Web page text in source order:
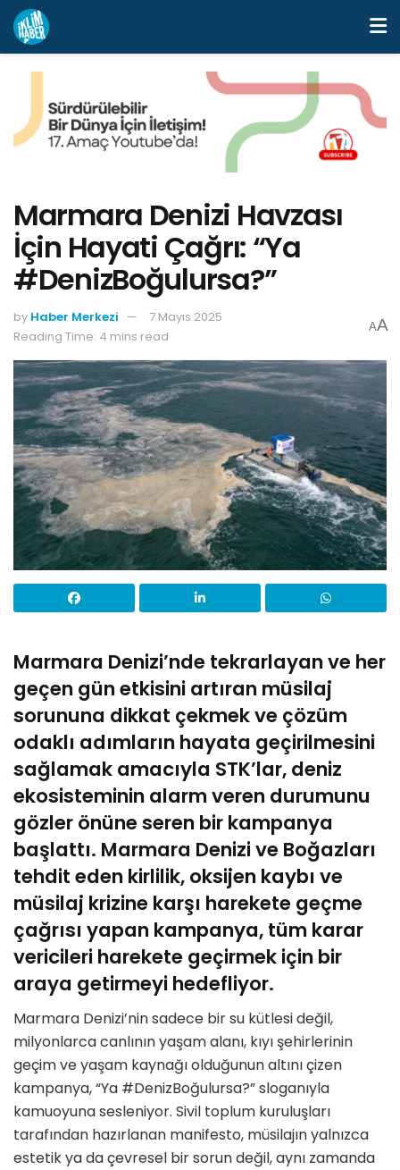
Marmara Denizi Havzası
İçin Hayati Çağrı: “Ya
#DenizBoğulursa?”
by Haber Merkezi
7 Mayıs 2025
Reading Time: 4 mins read
AA
Marmara Denizi’nde tekrarlayan ve her
geçen gün etkisini artıran müsilaj
sorununa dikkat çekmek ve çözüm
odaklı adımların hayata geçirilmesini
sağlamak amacıyla STK’lar, deniz
ekosisteminin alarm veren durumunu
gözler önüne seren bir kampanya
başlattı. Marmara Denizi ve Boğazları
tehdit eden kirlilik, oksijen kaybı ve
müsilaj krizine karşı harekete geçme
çağrısı yapan kampanya, tüm karar
vericileri harekete geçirmek için bir
araya getirmeyi hedefliyor.
Marmara Denizi’nin sadece bir su kütlesi değil,
milyonlarca canlının yaşam alanı, kıyı şehirlerinin
geçim ve yaşam kaynağı olduğunun altını çizen
kampanya, “Ya #DenizBoğulursa?” sloganıyla
kamuoyuna sesleniyor. Sivil toplum kuruluşları
tarafından hazırlanan manifesto, müsilajın yalnızca
estetik ya da çevresel bir sorun değil, aynı zamanda